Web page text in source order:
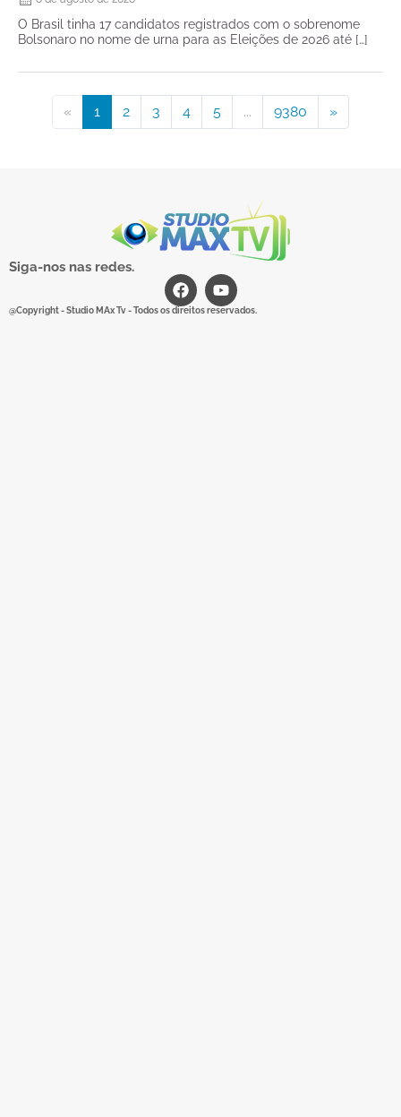
O Brasil tinha 17 candidatos registrados com o sobrenome
Bolsonaro no nome de urna para as Eleições de 2026 até […]
« 1 2 3 4 5 ... 9380 »
Siga-nos nas redes.
@Copyright - Studio MAx Tv - Todos os direitos reservados.